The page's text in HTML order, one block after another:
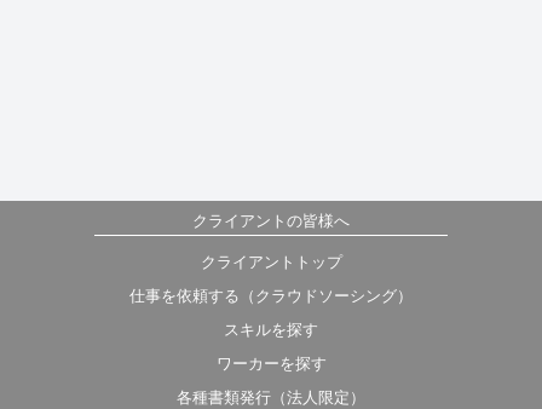
クライアントの皆様へ
クライアントトップ
仕事を依頼する（クラウドソーシング）
スキルを探す
ワーカーを探す
各種書類発行（法人限定）